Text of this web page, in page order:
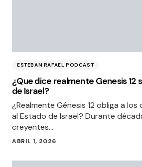
ESTEBAN RAFAEL PODCAST
¿Que dice realmente Genesis 12
de Israel?
¿Realmente Génesis 12 obliga a
al Estado de Israel? Durante
creyentes…
ABRIL 1, 2026